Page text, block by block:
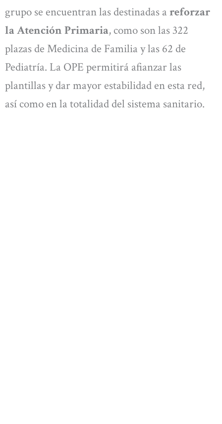
grupo se encuentran las destinadas a reforzar
la Atención Primaria, como son las 322
plazas de Medicina de Familia y las 62 de
Pediatría. La OPE permitirá afianzar las
plantillas y dar mayor estabilidad en esta red,
así como en la totalidad del sistema sanitario.